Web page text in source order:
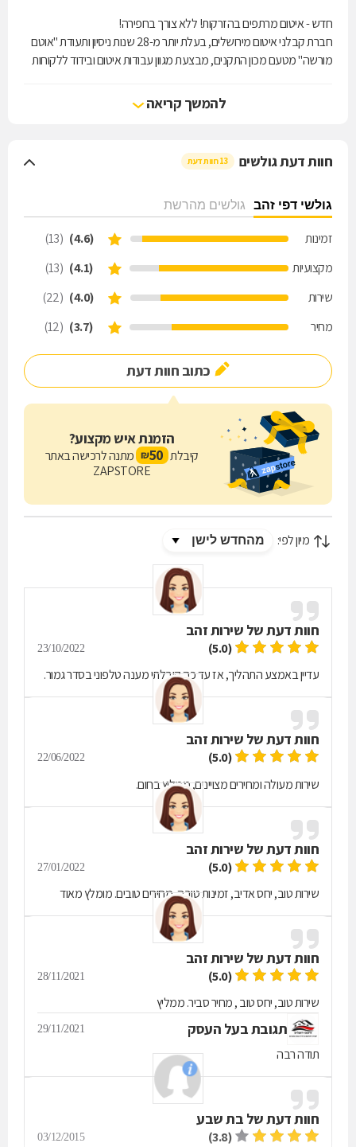
חדש - איטום מרתפים בהזרקות! ללא צורך בחפירה!
חברת קבלני איטום מירושלים, בעלת יותר מ-28 שנות ניסיון ותעודת "אוטם
מורשה" מטעם מכון התקנים, מבצעת מגוון עבודות איטום ובידוד ללקוחות
איטום מרפסות, גגות מרוצפים, מקלטים, מאגרי מים ובריכות, איטום ביריעות
בטומניות, זיפות וסיוד גגות, איטום במערכת מולטיגג ועוד. החברה מתחייבת
להמשך קריאה
חוות דעת גולשים 13 חוות דעת
גולשי דפי זהב גולשים מהרשת
זמינות (4.6)
(13)
מקצועיות
(4.1)
(13)
שירות
(4.0)
(22)
מחיר
(3.7)
(12)
כתוב חוות דעת
הזמנת איש מקצוע?
קיבלת 50
₪ מתנה לרכישה באתר
ZAPSTORE
מיון לפי:
חוות דעת של שירות זהב
(5.0)
23/10/2022
עדיין באמצע התהליך, אז עד כה קיבלתי מענה טלפוני בסדר גמור.
חוות דעת של שירות זהב
(5.0)
22/06/2022
שירות מעולה ומחירים מצויינים, ממליץ בחום.
חוות דעת של שירות זהב
(5.0)
27/01/2022
שירות טוב, יחס אדיב, זמינות טובה, מחירים טובים. מומלץ מאוד
חוות דעת של שירות זהב
(5.0)
28/11/2021
שירות טוב, יחס טוב , מחיר סביר. ממליץ
תגובת בעל העסק 29/11/2021
תודה רבה
חוות דעת של בת שבע
(3.8)
03/12/2015